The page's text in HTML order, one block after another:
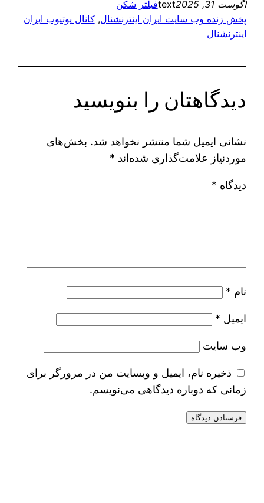
آگوست 31, 2025 textفیلتر شکن
پخش زنده وب سایت ایران اینترنشنال, کانال یوتیوب ایران
اینترنشنال
دیدگاهتان را بنویسید
نشانی ایمیل شما منتشر نخواهد شد. بخش‌های
موردنیاز علامت‌گذاری شده‌اند *
دیدگاه *
نام *
ایمیل *
وب‌ سایت
ذخیره نام، ایمیل و وبسایت من در مرورگر برای
زمانی که دوباره دیدگاهی می‌نویسم.